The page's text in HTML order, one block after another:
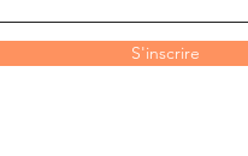
S'inscrire